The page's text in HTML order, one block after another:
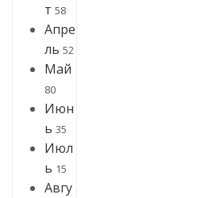
т 58
Апре
ль 52
Май
80
Июн
ь 35
Июл
ь 15
Авгу